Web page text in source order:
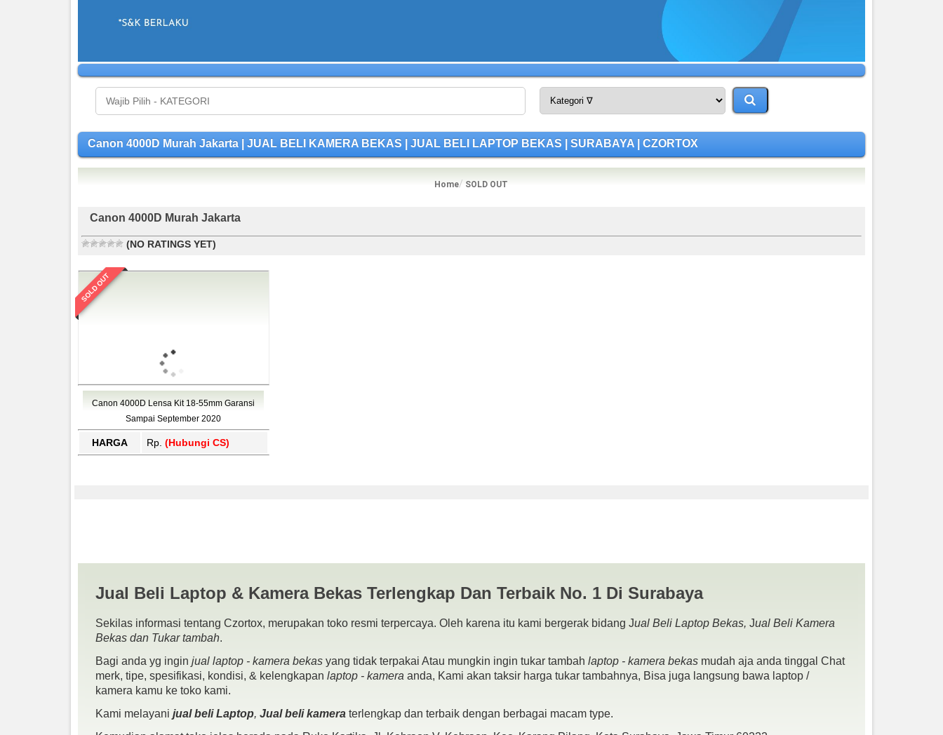
Canon 4000D Murah Jakarta | JUAL BELI KAMERA BEKAS | JUAL BELI LAPTOP BEKAS | SURABAYA | CZORTOX
Home SOLD OUT
Canon 4000D Murah Jakarta
(NO RATINGS YET)
SOLD OUT
Canon 4000D Lensa Kit 18-55mm Garansi
Sampai September 2020
HARGA Rp. (Hubungi CS)
Jual Beli Laptop & Kamera Bekas Terlengkap Dan Terbaik No. 1 Di Surabaya
Sekilas informasi tentang Czortox, merupakan toko resmi terpercaya. Oleh karena itu kami bergerak bidang Jual Beli Laptop Bekas, Jual Beli Kamera
Bekas dan Tukar tambah.
Bagi anda yg ingin jual laptop - kamera bekasyang tidak terpakai Atau mungkin ingin tukar tambah laptop - kamera bekasmudah aja anda tinggal Chat
merk, tipe, spesifikasi, kondisi, & kelengkapan laptop - kamera anda, Kami akan taksir harga tukar tambahnya, Bisa juga langsung bawa laptop /
kamera kamu ke toko kami.
Kami melayani jual beli Laptop, Jual beli kamera terlengkap dan terbaik dengan berbagai macam type.